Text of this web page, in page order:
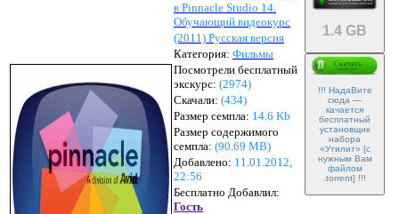
в Pinnacle Studio 14.
Обучающий видеокурс
(2011) Русская версия
1.4 GB
!!! НадаВите
сюда —
качается
бесплатный
установщик
набора
«Утилит» [с
нужным Вам
файлом
.torrent] !!!
Категория: Фильмы
Посмотрели бесплатный
экскурс: (2974)
Скачали: (434)
Размер семпла: 14.6 Kb
Размер содержимого
семпла: (90.69 MB)
Добавлено: 11.01.2012,
22:56
Бесплатно Добавлил:
Гость